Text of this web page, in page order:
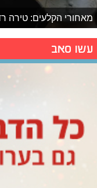
מאחורי הקלעים: טירה
עשו סאב